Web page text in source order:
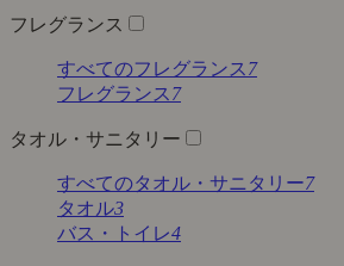
フレグランス
すべてのフレグランス 7
フレグランス 7
タオル・サニタリー
すべてのタオル・サニタリー7
タオル3
バス・トイレ4